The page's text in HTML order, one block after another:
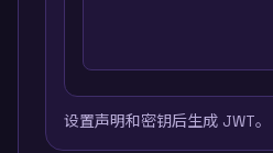
设置声明和密钥后生成 JWT。